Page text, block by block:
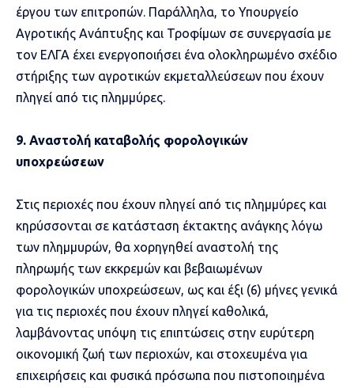
έργου των επιτροπών. Παράλληλα, το Υπουργείο
Αγροτικής Ανάπτυξης και Τροφίμων σε συνεργασία με
τον ΕΛΓΑ έχει ενεργοποιήσει ένα ολοκληρωμένο σχέδιο
στήριξης των αγροτικών εκμεταλλεύσεων που έχουν
πληγεί από τις πλημμύρες.
9. Αναστολή καταβολής φορολογικών
υποχρεώσεων
Στις περιοχές που έχουν πληγεί από τις πλημμύρες και
κηρύσσονται σε κατάσταση έκτακτης ανάγκης λόγω
των πλημμυρών, θα χορηγηθεί αναστολή της
πληρωμής των εκκρεμών και βεβαιωμένων
φορολογικών υποχρεώσεων, ως και έξι (6) μήνες γενικά
για τις περιοχές που έχουν πληγεί καθολικά,
λαμβάνοντας υπόψη τις επιπτώσεις στην ευρύτερη
οικονομική ζωή των περιοχών, και στοχευμένα για
επιχειρήσεις και φυσικά πρόσωπα που πιστοποιημένα